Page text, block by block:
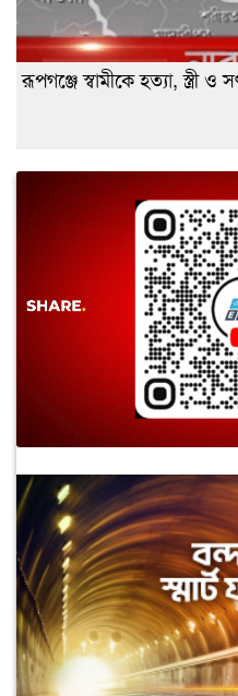
রূপগঞ্জে স্বামীকে হত্যা, স্ত্রী ও